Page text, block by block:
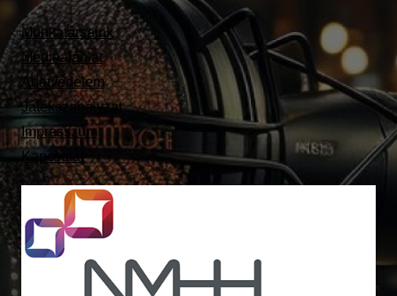
Munkatársaink
Médiaajánlat
Adatvédelem
Játékszabályzat
Impresszum
Kapcsolat